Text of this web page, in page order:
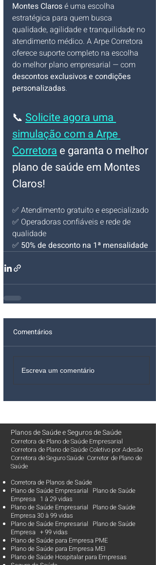
Montes Claros é uma escolha
estratégica para quem busca
qualidade, agilidade e tranquilidade no
atendimento médico. A Arpe Corretora
oferece suporte completo na escolha
do melhor plano empresarial — com
descontos exclusivos e condições
personalizadas.
📞 Solicite agora uma
simulação com a Arpe
Corretora e garanta o melhor
plano de saúde em Montes
Claros!
✅ Atendimento gratuito e especializado
✅ Operadoras confiáveis e rede de
qualidade
✅ 50% de desconto na 1ª mensalidade
Comentários
Escreva um comentário
Planos de SaúdeeSeguros de Saúde
Corretora de Plano de Saúde Empresarial
Corretora de Plano de Saúde Coletivo por Adesão
Corretora de Seguro Saúde Corretor de Plano de
Saúde
Corretora de Planos de Saúde
Plano de Saúde Empresarial Plano de Saúde
Empresa 1 à 29 vidas
Plano de Saúde Empresarial Plano de Saúde
Empresa 30 à 99 vidas ​
Plano de Saúde Empresarial Plano de Saúde
Empresa + 99 vidas
Plano de Saúde para Empresa PME
Plano de Saúde para Empresa MEI
Plano de Saúde Hospitalar para Empresas